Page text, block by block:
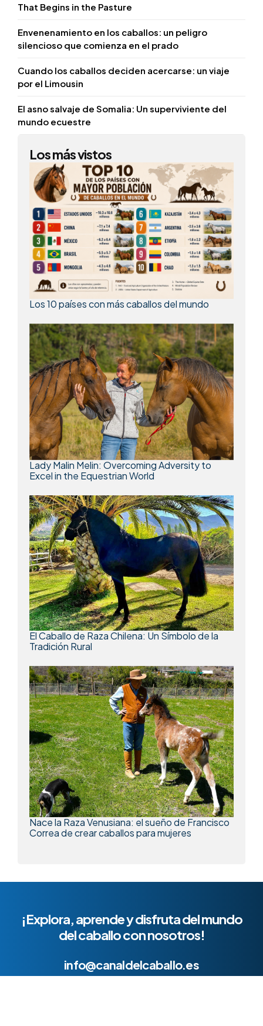
That Begins in the Pasture
Envenenamiento en los caballos: un peligro
silencioso que comienza en el prado
Cuando los caballos deciden acercarse: un viaje
por el Limousin
El asno salvaje de Somalia: Un superviviente del
mundo ecuestre
Los más vistos
Los 10 países con más caballos del mundo
Lady Malin Melin: Overcoming Adversity to
Excel in the Equestrian World
El Caballo de Raza Chilena: Un Símbolo de la
Tradición Rural
Nace la Raza Venusiana: el sueño de Francisco
Correa de crear caballos para mujeres
¡Explora, aprende y disfruta del mundo
del caballo con nosotros!
info@canaldelcaballo.es